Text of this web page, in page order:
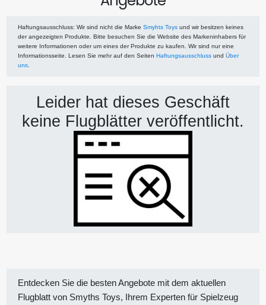
Haftungsausschluss: Wir sind nicht die Marke Smyhts Toys und wir besitzen keines
der angezeigten Produkte. Bitte besuchen Sie die Website des Markeninhabers für
weitere Informationen oder um eines der Produkte zu kaufen. Wir sind nur eine
Informationsseite. Lesen Sie mehr auf den Seiten Haftungsausschluss und Über
uns
Leider hat dieses Geschäft
keine Flugblätter veröffentlicht.
Entdecken Sie die besten Angebote mit dem aktuellen
Flugblatt von Smyths Toys, Ihrem Experten für Spielzeug